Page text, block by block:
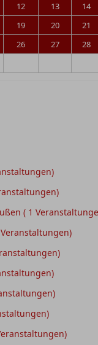
12 13 14
19 20 21
26 27 28
( 1